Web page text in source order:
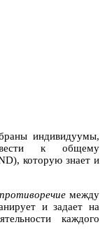
индивидуумы,
к общему
которую знает и
противоречие между
и задает на
каждого